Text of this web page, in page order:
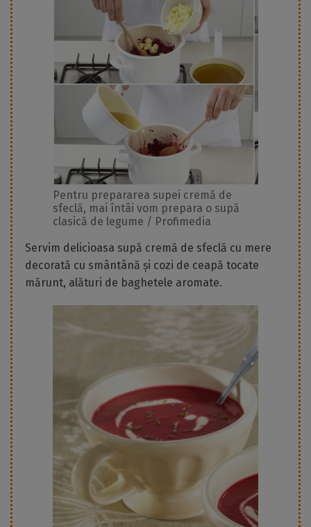
Pentru prepararea supei cremă de
sfeclă, mai întâi vom prepara o supă
clasică de legume / Profimedia
Servim delicioasa supă cremă de sfeclă cu mere
decorată cu smântână și cozi de ceapă tocate
mărunt, alături de baghetele aromate.